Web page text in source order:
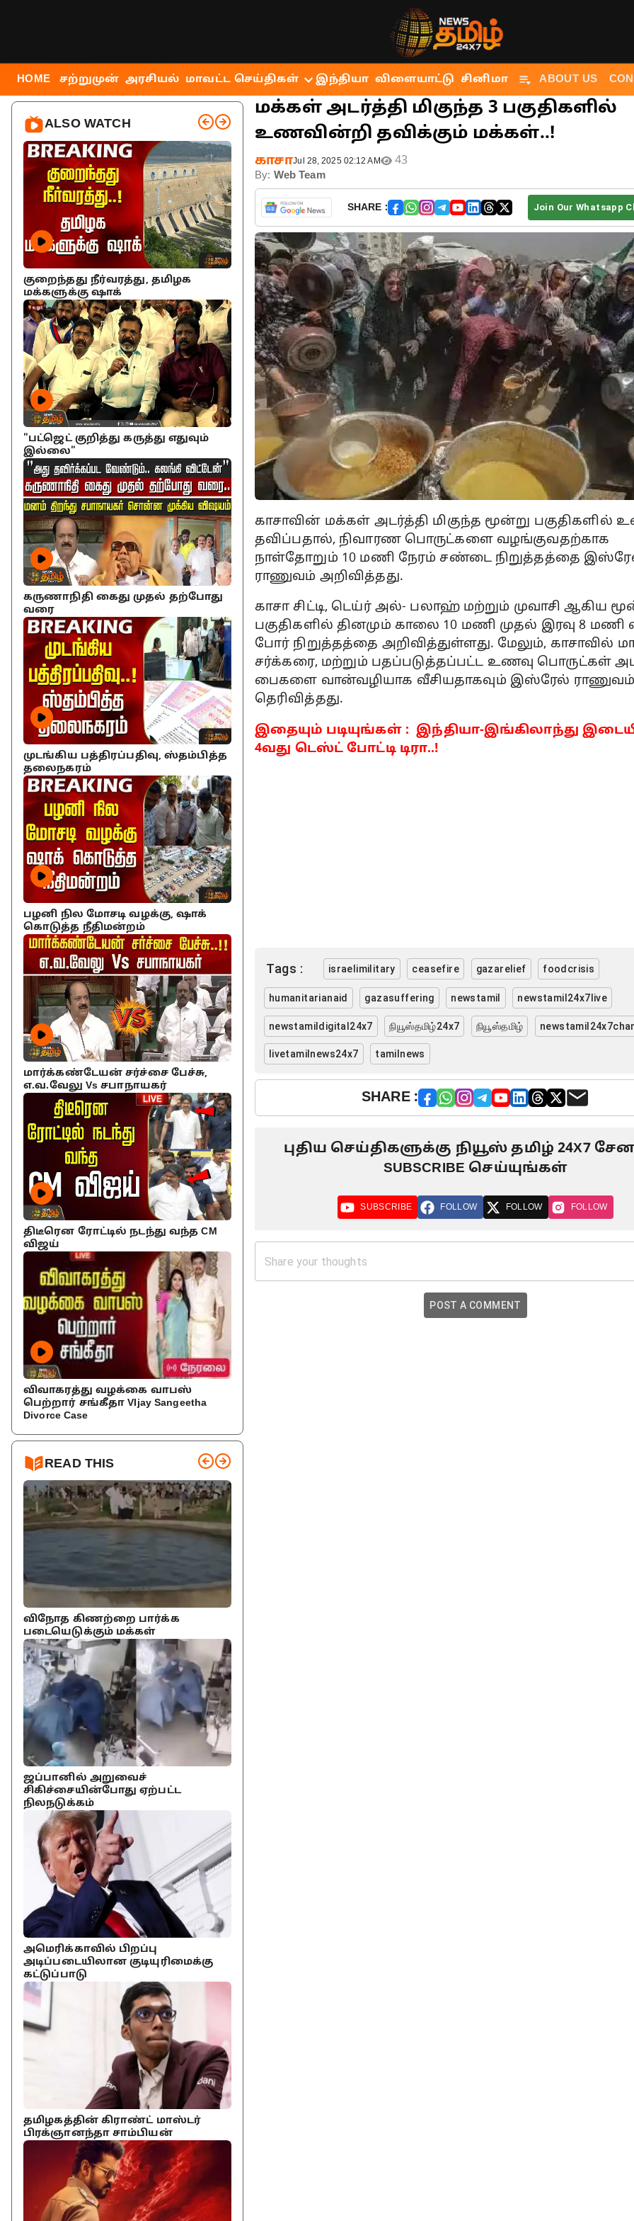
HOME சற்றுமுன் அரசியல் மாவட்ட செய்திகள் இந்தியா விளையாட்டு சினிமா ABOUT US
Home worldnews மக்கள் அடர்த்தி மிகுந்த 3 பகுதிகளில் உணவின்றி தவிக்கும் மக்கள்..!
ALSO WATCH
குறைந்தது நீர்வரத்து, தமிழக
மக்களுக்கு ஷாக்
"பட்ஜெட் குறித்து கருத்து எதுவும்
இல்லை"
கருணாநிதி கைது முதல் தற்போது
வரை
முடங்கிய பத்திரப்பதிவு, ஸ்தம்பித்த
தலைநகரம்
பழனி நில மோசடி வழக்கு, ஷாக்
கொடுத்த நீதிமன்றம்
மார்க்கண்டேயன் சர்ச்சை பேச்சு,
எ.வ.வேலு Vs சபாநாயகர்
திடீரென ரோட்டில் நடந்து வந்த CM
விஜய்
விவாகரத்து வழக்கை வாபஸ்
பெற்றார் சங்கீதா VIjay Sangeetha
Divorce Case
READ THIS
விநோத கிணற்றை பார்க்க
படையெடுக்கும் மக்கள்
ஜப்பானில் அறுவைச்
சிகிச்சையின்போது ஏற்பட்ட
நிலநடுக்கம்
அமெரிக்காவில் பிறப்பு
அடிப்படையிலான குடியுரிமைக்கு
கட்டுப்பாடு
தமிழகத்தின் கிராண்ட் மாஸ்டர்
பிரக்ஞானந்தா சாம்பியன்
மக்கள் அடர்த்தி மிகுந்த 3 பகுதிகளில்
உணவின்றி தவிக்கும் மக்கள்..!
காசாJul 28, 2025 02:12 AM 43
By: Web Team
SHARE : Join Our Whatsapp
காசாவின் மக்கள் அடர்த்தி மிகுந்த மூன்று பகுதிகளில்
தவிப்பதால், நிவாரண பொருட்களை வழங்குவதற்காக
நாள்தோறும் 10 மணி நேரம் சண்டை நிறுத்தத்தை
ராணுவம் அறிவித்தது.
காசா சிட்டி, டெய்ர் அல்- பலாஹ் மற்றும் முவாசி ஆகிய
பகுதிகளில் தினமும் காலை 10 மணி முதல் இரவு 8 மணி
போர் நிறுத்தத்தை அறிவித்துள்ளது. மேலும், காசாவில்
சர்க்கரை, மற்றும் பதப்படுத்தப்பட்ட உணவு பொருட்கள்
பைகளை வான்வழியாக வீசியதாகவும் இஸ்ரேல் ராணுவம்
தெரிவித்தது.
இதையும் படியுங்கள் : இந்தியா-இங்கிலாந்து
4வது டெஸ்ட் போட்டி டிரா..!
Tags : israelimilitary ceasefire gazarelief foodcrisis
humanitarianaid gazasuffering newstamil newstamil24x7live
newstamildigital24x7 நியூஸ்தமிழ்24x7 நியூஸ்தமிழ்
livetamilnews24x7 tamilnews
SHARE :
புதிய செய்திகளுக்கு நியூஸ் தமிழ் 24X7
SUBSCRIBE செய்யுங்கள்
SUBSCRIBE FOLLOW FOLLOW FOLLOW
POST A COMMENT